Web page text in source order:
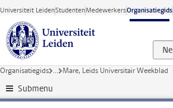
Ga direct naar de inhoud
Universiteit LeidenStudentenMedewerkersOrganisatiegids
Organisatiegids ... Mare, Leids Universitair Weekblad
Submenu